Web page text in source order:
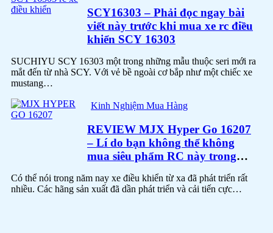
SCY16303 – Phải đọc ngay bài
viết này trước khi mua xe rc điều
khiển SCY 16303
SUCHIYU SCY 16303 một trong những mẫu thuộc seri mới ra
mắt đến từ nhà SCY. Với vẻ bề ngoài cơ bắp như một chiếc xe
mustang…
Kinh Nghiệm Mua Hàng
REVIEW MJX Hyper Go 16207
– Lí do bạn không thể không
mua siêu phẩm RC này trong
Có thể nói trong năm nay xe điều khiển từ xa đã phát triển rất
nhiều. Các hãng sản xuất đã dần phát triển và cải tiến cực…